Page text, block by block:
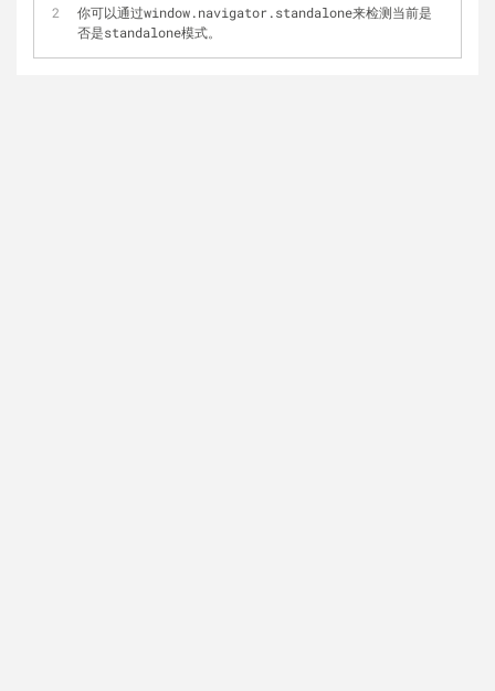
你可以通过window.navigator.standalone来检测当前是
否是standalone模式。